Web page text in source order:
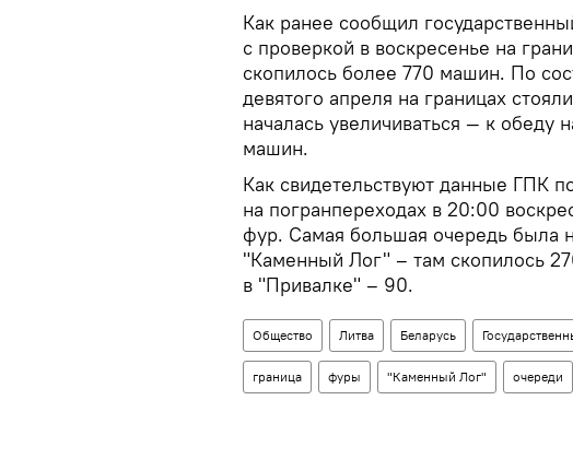
Как ранее сообщил
с проверкой в воскресенье на
скопилось более 770 машин. По
девятого апреля на границах
началась увеличиваться — к
машин.
Как свидетельствуют данные ГПК
на погранпереходах в 20:00
фур. Самая большая очередь была
"Каменный Лог" – там скопилось
в "Привалке" – 90.
Общество Литва Беларусь
граница фуры "Каменный Лог" очереди